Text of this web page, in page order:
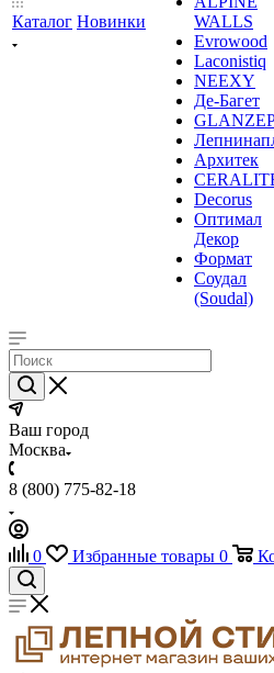
Каталог Новинки
WALLS
Evrowood
Laconistiq
NEEXY
Де-Багет
Архитек
Decorus
Оптимал
Декор
Формат
Соудал
(Soudal)
Ваш город
Москва
8 (800) 775-82-18
0 Избранные товары 0